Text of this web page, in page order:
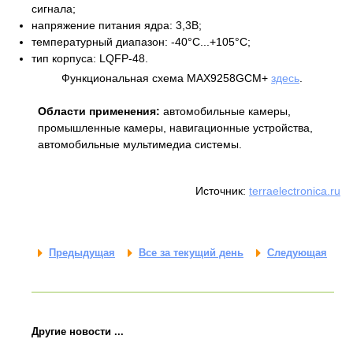
сигнала;
напряжение питания ядра: 3,3В;
температурный диапазон: -40°C...+105°С;
тип корпуса: LQFP-48.
Функциональная схема MAX9258GCM+ здесь.
Области применения: автомобильные камеры,
промышленные камеры, навигационные устройства,
автомобильные мультимедиа системы.
Источник: terraelectronica.ru
Предыдущая Все за текущий день Следующая
Другие новости ...